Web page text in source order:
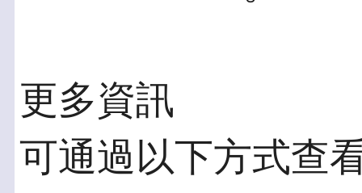
更多資訊
可通過以下方式查